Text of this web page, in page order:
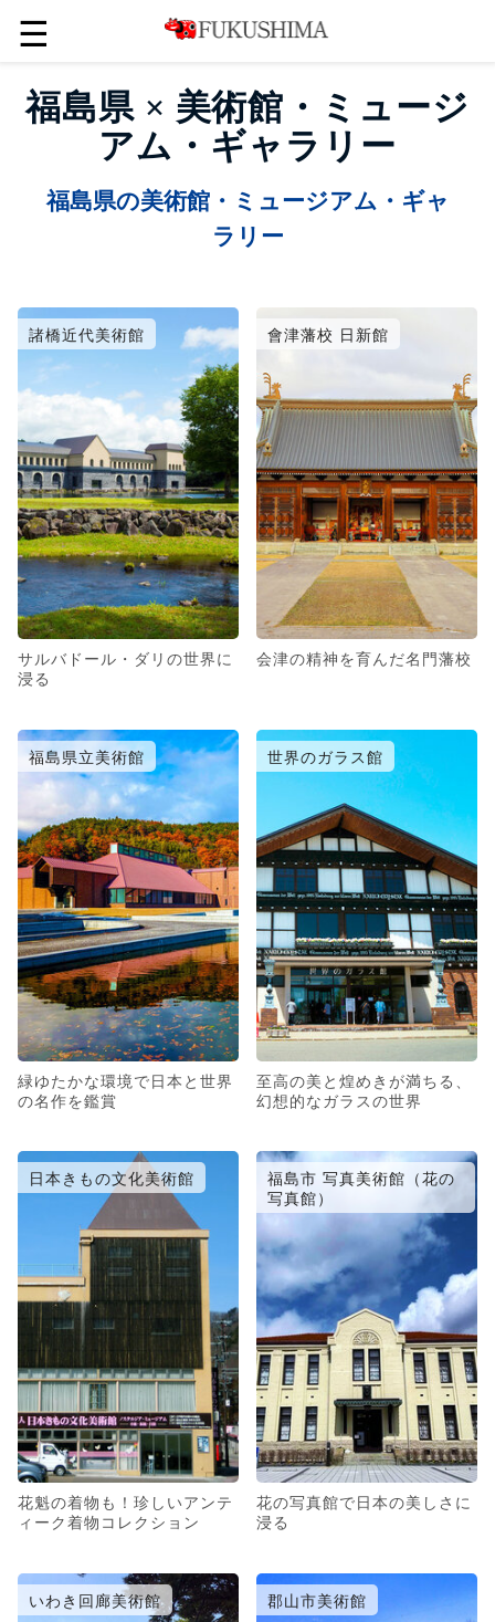
☰
福島県 × 美術館・ミュージ
アム・ギャラリー
福島県の美術館・ミュージアム・ギャ
ラリー
諸橋近代美術館
サルバドール・ダリの世界に
浸る
會津藩校 日新館
会津の精神を育んだ名門藩校
福島県立美術館
緑ゆたかな環境で日本と世界
の名作を鑑賞
世界のガラス館
至高の美と煌めきが満ちる、
幻想的なガラスの世界
日本きもの文化美術館
花魁の着物も！珍しいアンテ
ィーク着物コレクション
福島市 写真美術館（花の
写真館）
花の写真館で日本の美しさに
浸る
いわき回廊美術館 郡山市美術館